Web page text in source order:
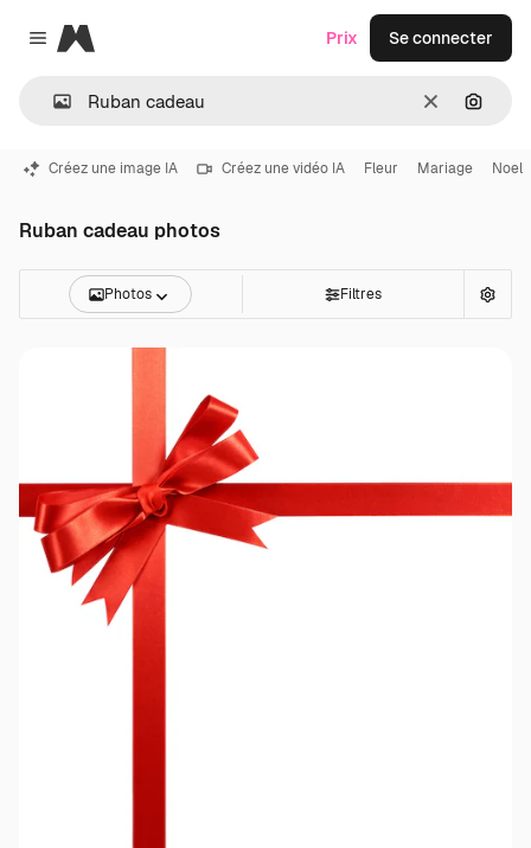
Close menu
Magnific
Effacer
Prix Se connecter
Créez une image IA Créez une vidéo IA Fleur Mariage Noel
Ruban cadeau photos
Photos Filtres